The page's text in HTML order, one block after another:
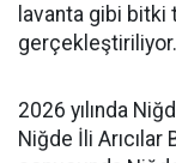
lavanta gibi
gerçekleştiriliyor.
2026 yılında
Niğde İli